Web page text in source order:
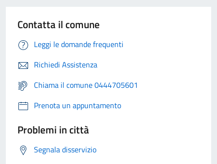
Contatta il comune
Leggi le domande frequenti
Richiedi Assistenza
Chiama il comune 0444705601
Prenota un appuntamento
Problemi in città
Segnala disservizio